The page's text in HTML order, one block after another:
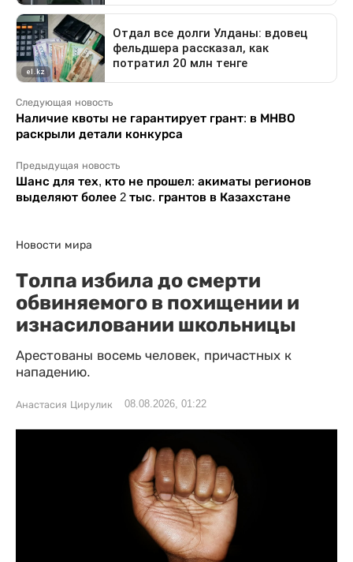
Следующая новость
Наличие квоты не гарантирует грант: в МНВО
раскрыли детали конкурса
Предыдущая новость
Шанс для тех, кто не прошел: акиматы регионов
выделяют более 2 тыс. грантов в Казахстане
Новости мира
Толпа избила до смерти
обвиняемого в похищении и
изнасиловании школьницы
Арестованы восемь человек, причастных к
нападению.
Анастасия Цирулик 08.08.2026, 01:22